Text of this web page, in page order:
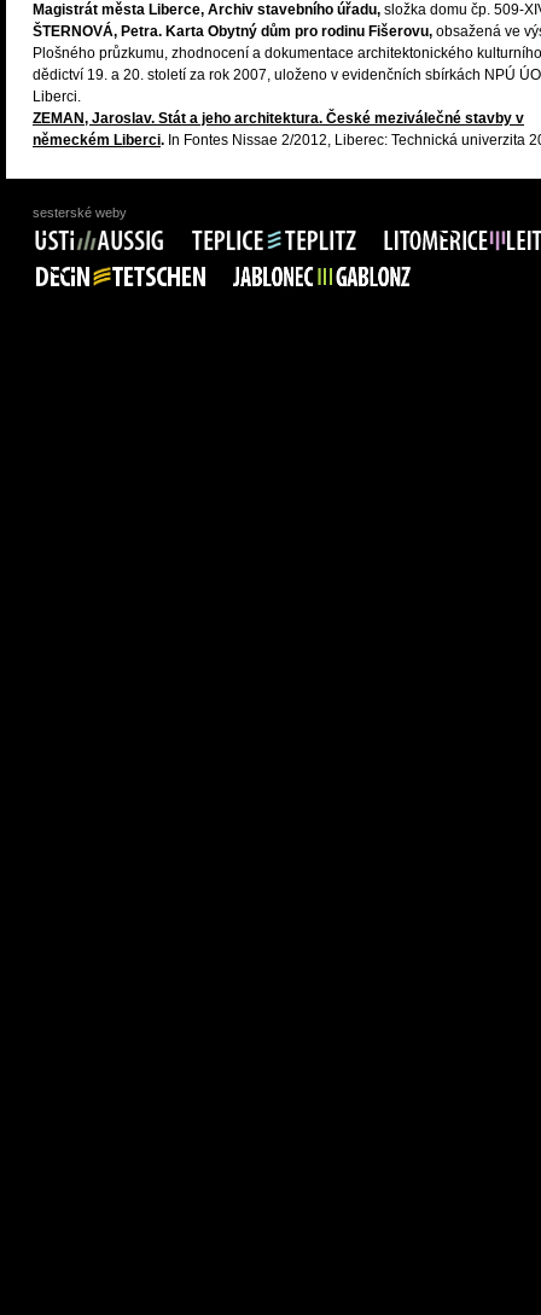
Magistrát města Liberce, Archiv stavebního úřadu, složka domu čp. 509-
ŠTERNOVÁ, Petra. Karta Obytný dům pro rodinu Fišerovu, obsažená ve
Plošného průzkumu, zhodnocení a dokumentace architektonického kulturního
dědictví 19. a 20. století za rok 2007, uloženo v evidenčních sbírkách NPÚ
Liberci.
ZEMAN, Jaroslav. Stát a jeho architektura. České meziválečné stavby v
německém Liberci. In Fontes Nissae 2/2012, Liberec: Technická univerzita
sesterské weby